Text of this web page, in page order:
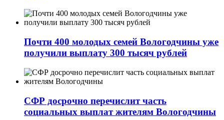
Почти 400 молодых семей Вологодчины уже
получили выплату 300 тысяч рублей
СФР досрочно перечислит часть
социальных выплат жителям Вологодчины